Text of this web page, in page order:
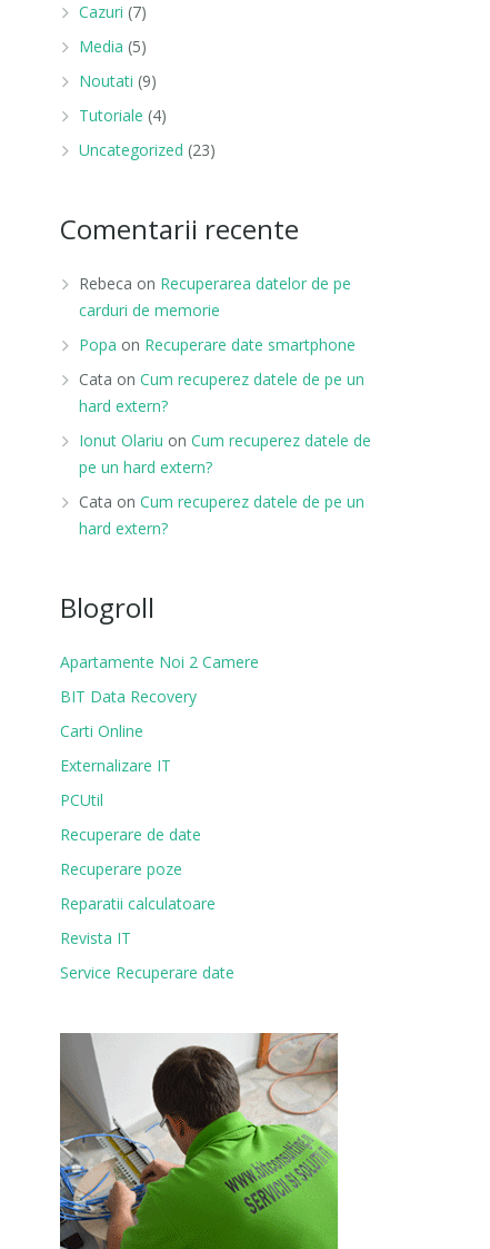
Cazuri (7)
Media (5)
Noutati (9)
Tutoriale (4)
Uncategorized (23)
Comentarii recente
Rebeca on Recuperarea datelor de pe
carduri de memorie
Popa on Recuperare date smartphone
Cata on Cum recuperez datele de pe un
hard extern?
Ionut Olariu on Cum recuperez datele de
pe un hard extern?
Cata on Cum recuperez datele de pe un
hard extern?
Blogroll
Apartamente Noi 2 Camere
BIT Data Recovery
Carti Online
Externalizare IT
PCUtil
Recuperare de date
Recuperare poze
Reparatii calculatoare
Revista IT
Service Recuperare date